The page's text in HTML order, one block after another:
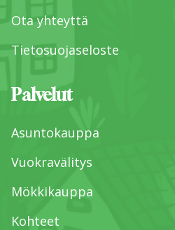
Ota yhteyttä
Tietosuojaseloste
Palvelut
Asuntokauppa
Vuokravälitys
Mökkikauppa
Kohteet